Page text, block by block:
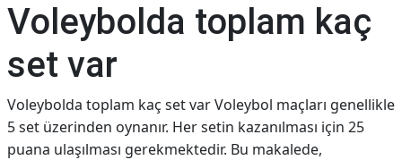
Voleybolda toplam kaç
set var
Voleybolda toplam kaç set var Voleybol maçları genellikle
5 set üzerinden oynanır. Her setin kazanılması için 25
puana ulaşılması gerekmektedir. Bu makalede,